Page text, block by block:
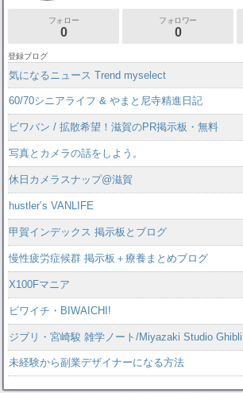
フォロー
0
フォロワー
0
登録ブログ
気になるニュース Trend myselect
60/70シニアライフ & やまと尼寺精進日記
ビワバン / 拡散希望！滋賀のPR掲示板・無料
写真とカメラの話をしよう。
休日カメラスナップ@滋賀
hustler’s VANLIFE
甲賀インデックス 掲示板とブログ
慢性疲労症候群 掲示板＋療養まとめブログ
X100Fマニア
ビワイチ・BIWAICHI!
ジブリ・宮崎駿 雑学ノート/Miyazaki Studio Ghibli
未経験から副業デザイナーになる方法